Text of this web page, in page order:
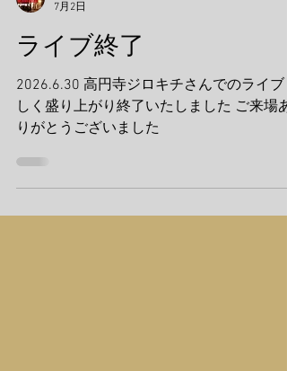
7月2日
ライブ終了
2026.6.30 高円寺ジロキチさんでのライブ
しく盛り上がり終了いたしました ご来場あ
りがとうございました